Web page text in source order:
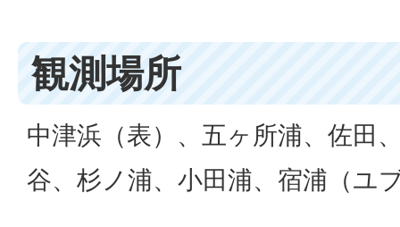
観測場所
中津浜（表）、五ヶ所浦、佐田
谷、杉ノ浦、小田浦、宿浦（ユ